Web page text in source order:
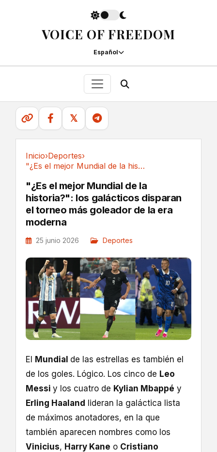
VOICE OF FREEDOM
Español
𝕏
Inicio›Deportes›
"¿Es el mejor Mundial de la historia?": los...
"¿Es el mejor Mundial de la
historia?": los galácticos disparan
el torneo más goleador de la era
moderna
25 junio 2026 Deportes
El Mundial de las estrellas es también el
de los goles. Lógico. Los cinco de Leo
Messi y los cuatro de Kylian Mbappé y
Erling Haaland lideran la galáctica lista
de máximos anotadores, en la que
también aparecen nombres como los
Vinicius, Harry Kane o Cristiano